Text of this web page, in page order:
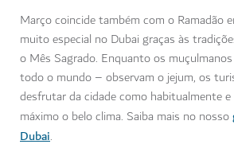
Março coincide também com o Ramadão
muito especial no Dubai graças às
o Mês Sagrado. Enquanto os
todo o mundo – observam o jejum, os
desfrutar da cidade como habitualmente
máximo o belo clima. Saiba mais no nosso
Dubai.